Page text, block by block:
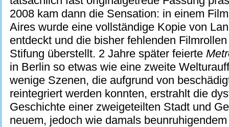
2008 kam dann die Sensation: in einem
Aires wurde eine vollständige Kopie von
entdeckt und die bisher fehlenden
Stifung überstellt. 2 Jahre später feierte
in Berlin so etwas wie eine zweite
wenige Szenen, die aufgrund von
reintegriert werden konnten, erstrahlt die
Geschichte einer zweigeteilten Stadt und
neuem, jedoch wie damals